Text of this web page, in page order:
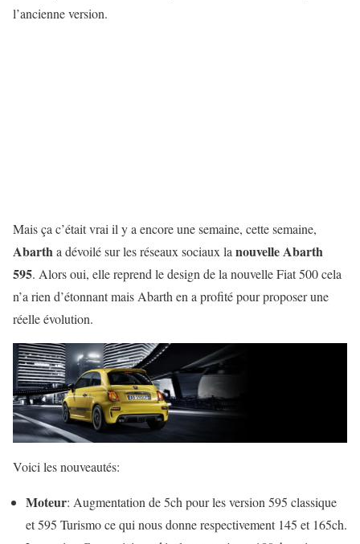
l’ancienne version.
Mais ça c’était vrai il y a encore une semaine, cette semaine,
Abartha dévoilé sur les réseaux sociaux la nouvelle Abarth
595. Alors oui, elle reprend le design de la nouvelle Fiat 500 cela
n’a rien d’étonnant mais Abarth en a profité pour proposer une
réelle évolution.
Voici les nouveautés:
Moteur: Augmentation de 5ch pour les version 595 classique
et 595 Turismo ce qui nous donne respectivement 145 et 165ch.